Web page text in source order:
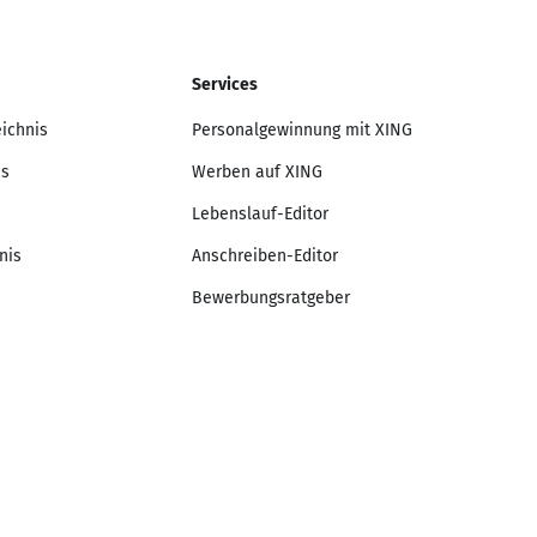
Services
Personalgewinnung mit XING
Werben auf XING
Lebenslauf-Editor
Anschreiben-Editor
Bewerbungsratgeber